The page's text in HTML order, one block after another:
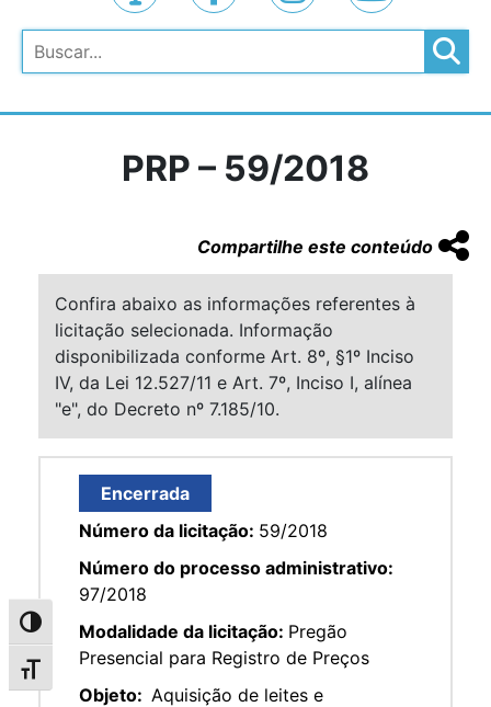
Alternar alto contraste
Alternar tamanho da fonte
Pesquisar
PRP – 59/2018
Compartilhe este conteúdo
Confira abaixo as informações referentes à
licitação selecionada. Informação
disponibilizada conforme Art. 8º, §1º Inciso
IV, da Lei 12.527/11 e Art. 7º, Inciso I, alínea
"e", do Decreto nº 7.185/10.
Encerrada
Número da licitação: 59/2018
Número do processo administrativo:
97/2018
Modalidade da licitação: Pregão
Presencial para Registro de Preços
Objeto: Aquisição de leites e